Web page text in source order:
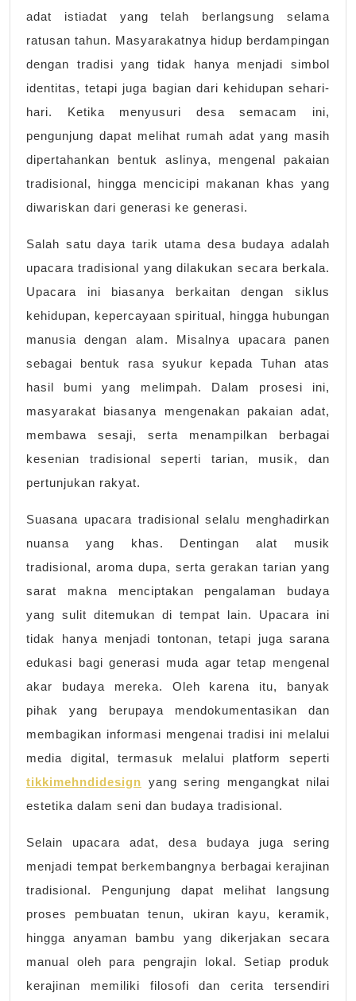
adat istiadat yang telah berlangsung selama
ratusan tahun. Masyarakatnya hidup berdampingan
dengan tradisi yang tidak hanya menjadi simbol
identitas, tetapi juga bagian dari kehidupan sehari-
hari. Ketika menyusuri desa semacam ini,
pengunjung dapat melihat rumah adat yang masih
dipertahankan bentuk aslinya, mengenal pakaian
tradisional, hingga mencicipi makanan khas yang
diwariskan dari generasi ke generasi.
Salah satu daya tarik utama desa budaya adalah
upacara tradisional yang dilakukan secara berkala.
Upacara ini biasanya berkaitan dengan siklus
kehidupan, kepercayaan spiritual, hingga hubungan
manusia dengan alam. Misalnya upacara panen
sebagai bentuk rasa syukur kepada Tuhan atas
hasil bumi yang melimpah. Dalam prosesi ini,
masyarakat biasanya mengenakan pakaian adat,
membawa sesaji, serta menampilkan berbagai
kesenian tradisional seperti tarian, musik, dan
pertunjukan rakyat.
Suasana upacara tradisional selalu menghadirkan
nuansa yang khas. Dentingan alat musik
tradisional, aroma dupa, serta gerakan tarian yang
sarat makna menciptakan pengalaman budaya
yang sulit ditemukan di tempat lain. Upacara ini
tidak hanya menjadi tontonan, tetapi juga sarana
edukasi bagi generasi muda agar tetap mengenal
akar budaya mereka. Oleh karena itu, banyak
pihak yang berupaya mendokumentasikan dan
membagikan informasi mengenai tradisi ini melalui
media digital, termasuk melalui platform seperti
tikkimehndidesign yang sering mengangkat nilai
estetika dalam seni dan budaya tradisional.
Selain upacara adat, desa budaya juga sering
menjadi tempat berkembangnya berbagai kerajinan
tradisional. Pengunjung dapat melihat langsung
proses pembuatan tenun, ukiran kayu, keramik,
hingga anyaman bambu yang dikerjakan secara
manual oleh para pengrajin lokal. Setiap produk
kerajinan memiliki filosofi dan cerita tersendiri